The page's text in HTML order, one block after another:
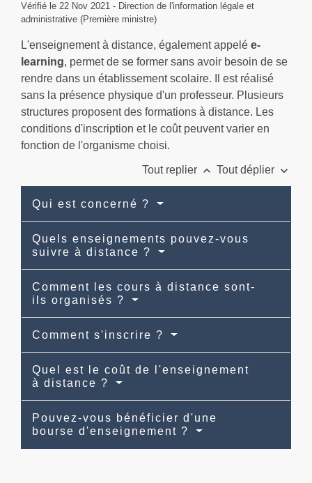
Vérifié le 22 Nov 2021 - Direction de l'information légale et
administrative (Première ministre)
L'enseignement à distance, également appelé e-
learning, permet de se former sans avoir besoin de se
rendre dans un établissement scolaire. Il est réalisé
sans la présence physique d'un professeur. Plusieurs
structures proposent des formations à distance. Les
conditions d'inscription et le coût peuvent varier en
fonction de l'organisme choisi.
Tout replier keyboard_arrow_up Tout déplier keyboard_arrow_down
Qui est concerné ?
Quels enseignements pouvez-vous
suivre à distance ?
Comment les cours à distance sont-
ils organisés ?
Comment s'inscrire ?
Quel est le coût de l'enseignement
à distance ?
Pouvez-vous bénéficier d'une
bourse d'enseignement ?